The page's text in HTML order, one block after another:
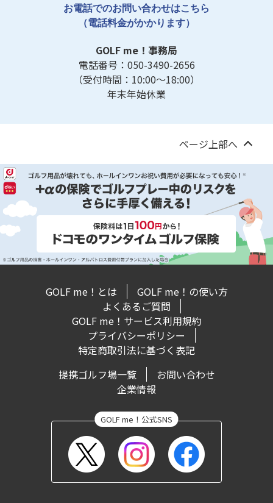
お電話でのお問い合わせはこちら
（電話料金がかかります）
GOLF me！事務局
電話番号： 050-3490-2656
（受付時間：10:00～18:00）
年末年始休業
ページ上部へ
GOLF me！とは
GOLF me！の使い方
よくあるご質問
GOLF me！サービス利用規約
プライバシーポリシー
特定商取引法に基づく表記
提携ゴルフ場一覧
お問い合わせ
企業情報